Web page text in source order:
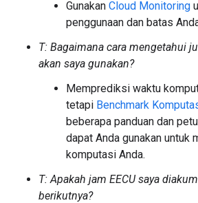
Gunakan Cloud Monitoring
penggunaan dan batas
T: Bagaimana cara mengetahui
akan saya gunakan?
Memprediksi waktu
tetapi Benchmark
beberapa panduan dan
dapat Anda gunakan untuk
komputasi Anda.
T: Apakah jam EECU saya
berikutnya?